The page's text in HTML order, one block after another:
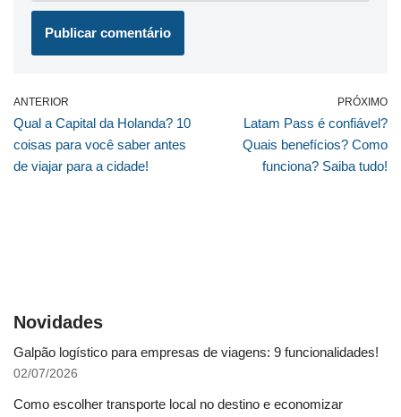
ANTERIOR
Qual a Capital da Holanda? 10
coisas para você saber antes
de viajar para a cidade!
PRÓXIMO
Latam Pass é confiável?
Quais benefícios? Como
funciona? Saiba tudo!
Novidades
Galpão logístico para empresas de viagens: 9 funcionalidades!
02/07/2026
Como escolher transporte local no destino e economizar